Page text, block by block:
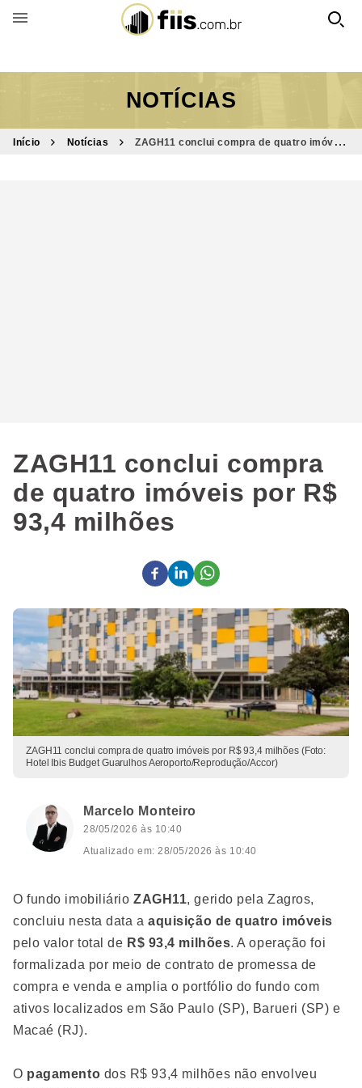
BUSCAR POR FUNDO
NOTÍCIAS
Início Notícias
ZAGH11 conclui compra de quatro imóveis
ZAGH11 conclui compra
de quatro imóveis por R$
93,4 milhões
ZAGH11 conclui compra de quatro imóveis por R$ 93,4 milhões (Foto:
Hotel Ibis Budget Guarulhos Aeroporto/Reprodução/Accor)
Marcelo Monteiro
28/05/2026 às 10:40
Atualizado em: 28/05/2026 às 10:40
O fundo imobiliário ZAGH11, gerido pela Zagros,
concluiu nesta data aaquisição de quatro imóveis
pelo valor total de R$ 93,4 milhões. A operação foi
formalizada por meio de contrato de promessa de
compra e venda e amplia o portfólio do fundo com
ativos localizados em São Paulo (SP), Barueri (SP) e
Macaé (RJ).
O pagamento dos R$ 93,4 milhões não envolveu